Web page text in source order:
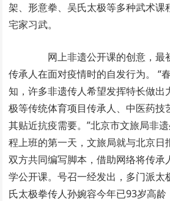
架、形意拳、吴氏太极等多种武术课
宅家习武。
网上非遗公开课的创意，最
传承人在面对疫情时的自发行为。 “
知，许多非遗传人希望发挥特长做出
极等传统体育项目传承人、中医药技
其贴近抗疫需要。”北京市文旅局非
程上班的第一天，文旅局就与北京日
双方共同编写脚本，借助网络将传承
学公开课。号召一经发出，多门派太
氏太极拳传人孙婉容今年已93岁高